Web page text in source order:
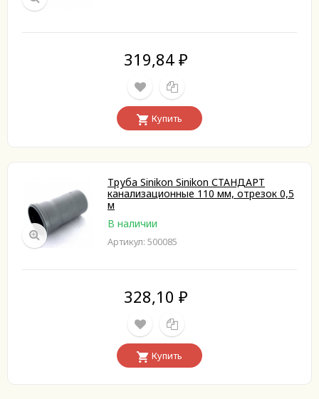
319,84 ₽
Купить
Труба Sinikon Sinikon СТАНДАРТ
канализационные 110 мм, отрезок 0,5
м
В наличии
Артикул: 500085
328,10 ₽
Купить